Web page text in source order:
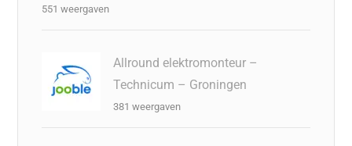
551 weergaven
Allround elektromonteur –
Technicum – Groningen
381 weergaven